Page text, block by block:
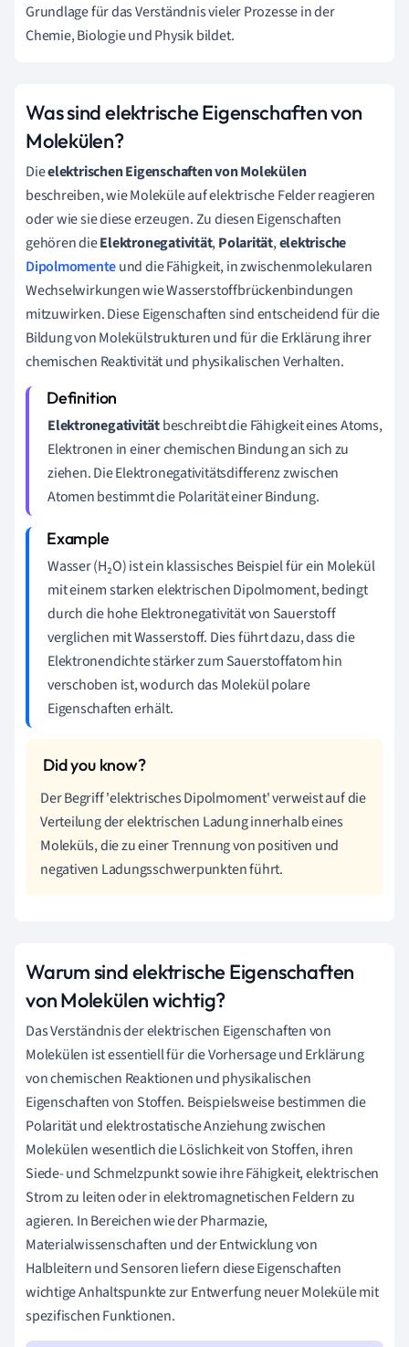
Grundlage für das Verständnis vieler Prozesse in der
Chemie, Biologie und Physik bildet.
Was sind elektrische Eigenschaften von
Molekülen?
Dieelektrischen Eigenschaften von Molekülen
beschreiben, wie Moleküle auf elektrische Felder reagieren
oder wie sie diese erzeugen. Zu diesen Eigenschaften
gehören dieElektronegativität,Polarität,elektrische
Dipolmomenteund die Fähigkeit, in zwischenmolekularen
Wechselwirkungen wie Wasserstoffbrückenbindungen
mitzuwirken. Diese Eigenschaften sind entscheidend für die
Bildung von Molekülstrukturen und für die Erklärung ihrer
chemischen Reaktivität und physikalischen Verhalten.
Elektronegativitätbeschreibt die Fähigkeit eines Atoms,
Elektronen in einer chemischen Bindung an sich zu
ziehen. Die Elektronegativitätsdifferenz zwischen
Atomen bestimmt die Polarität einer Bindung.
Wasser (H₂O) ist ein klassisches Beispiel für ein Molekül
mit einem starken elektrischen Dipolmoment, bedingt
durch die hohe Elektronegativität von Sauerstoff
verglichen mit Wasserstoff. Dies führt dazu, dass die
Elektronendichte stärker zum Sauerstoffatom hin
verschoben ist, wodurch das Molekül polare
Eigenschaften erhält.
Der Begriff 'elektrisches Dipolmoment' verweist auf die
Verteilung der elektrischen Ladung innerhalb eines
Moleküls, die zu einer Trennung von positiven und
negativen Ladungsschwerpunkten führt.
Warum sind elektrische Eigenschaften
von Molekülen wichtig?
Das Verständnis der elektrischen Eigenschaften von
Molekülen ist essentiell für die Vorhersage und Erklärung
von chemischen Reaktionen und physikalischen
Eigenschaften von Stoffen. Beispielsweise bestimmen die
Polarität und elektrostatische Anziehung zwischen
Molekülen wesentlich die Löslichkeit von Stoffen, ihren
Siede- und Schmelzpunkt sowie ihre Fähigkeit, elektrischen
Strom zu leiten oder in elektromagnetischen Feldern zu
agieren. In Bereichen wie der Pharmazie,
Materialwissenschaften und der Entwicklung von
Halbleitern und Sensoren liefern diese Eigenschaften
wichtige Anhaltspunkte zur Entwerfung neuer Moleküle mit
spezifischen Funktionen.